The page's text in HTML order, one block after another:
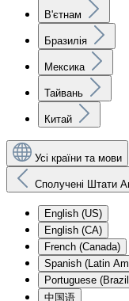
В'єтнам
Бразилія
Мексика
Тайвань
Китай
Усі країни та мови
Сполучені Штати
English (US)
English (CA)
French (Canada)
Spanish (Latin
Portuguese
中国语